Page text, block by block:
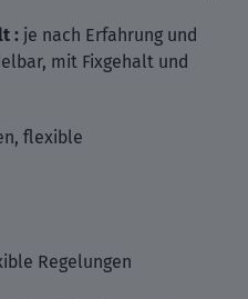
: je nach Erfahrung und
mit Fixgehalt und
flexible
Regelungen